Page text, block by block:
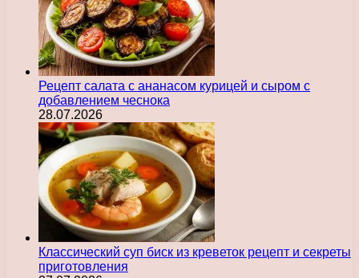
Рецепт салата с ананасом курицей и сыром с
добавлением чеснока
28.07.2026
Классический суп биск из креветок рецепт и секреты
приготовления